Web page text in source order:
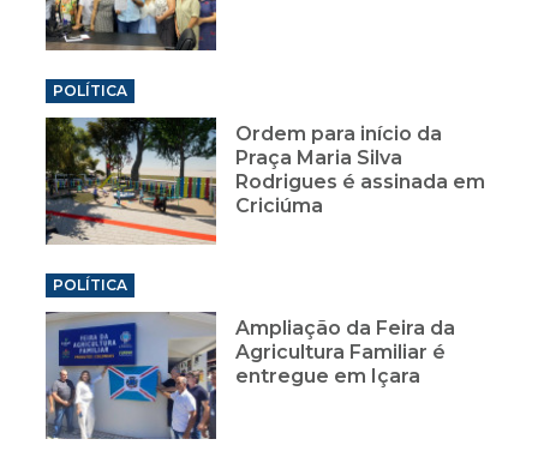
POLÍTICA
Ordem para início da
Praça Maria Silva
Rodrigues é assinada em
Criciúma
POLÍTICA
Ampliação da Feira da
Agricultura Familiar é
entregue em Içara